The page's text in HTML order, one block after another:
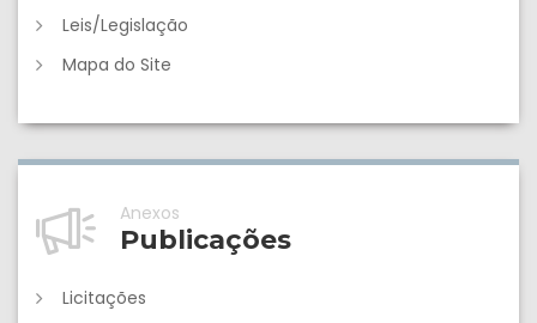
Leis/Legislação
Mapa do Site
Anexos
Publicações
Licitações